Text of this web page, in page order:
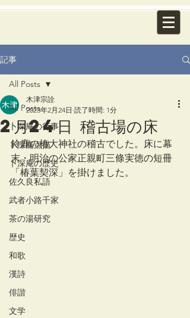
記事
All Posts
卜深庵の行事
卜深庵点描
卜深庵の歴史
佐久良私語
武者小路千家
茶の湯研究
歴史
和歌
漢詩
俳諧
文学
All Posts
2月24日 稽古場の床
木津宗詮
2023年2月24日 読了時間: 1分
鈴鹿の椿大神社の稽古でした。床に幕
末・明治の公家正親町三條実徳の短冊
「椿葉契深」を掛けました。